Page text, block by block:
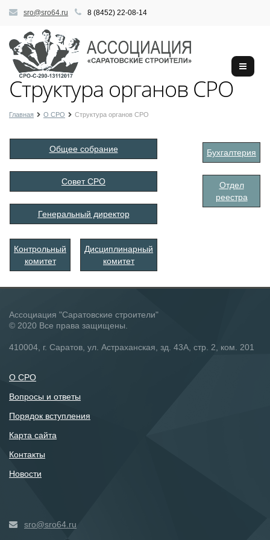
sro@sro64.ru 8 (8452) 22-08-14
Структура органов СРО
Главная О СРО Структура органов СРО
Общее собрание
Совет СРО
Генеральный директор
Бухгалтерия
Отдел
реестра
Контрольный
комитет
Дисциплинарный
комитет
Ассоциация "Саратовские строители"
© 2020 Все права защищены.
410004, г. Саратов, ул. Астраханская, зд. 43А, стр. 2, ком. 201
О СРО
Вопросы и ответы
Порядок вступления
Карта сайта
Контакты
Новости
sro@sro64.ru